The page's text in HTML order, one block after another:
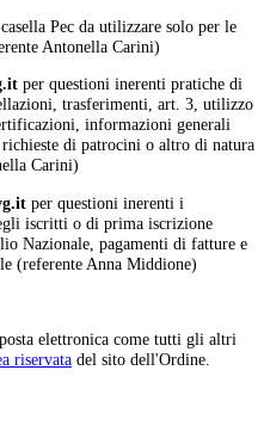
casella Pec da utilizzare solo per le
Antonella Carini)
per questioni inerenti pratiche di
trasferimenti, art. 3, utilizzo
informazioni generali
di patrocini o altro di natura
Carini)
per questioni inerenti i
iscritti o di prima iscrizione
Nazionale, pagamenti di fatture e
(referente Anna Middione)
elettronica come tutti gli altri
riservata del sito dell'Ordine.